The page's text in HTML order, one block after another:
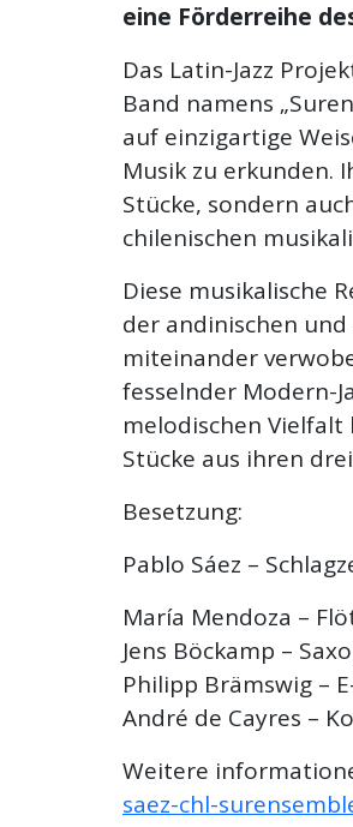
eine Förderreihe
Das Latin-Jazz
Band namens
auf einzigartige
Musik zu erkunden.
Stücke, sondern
chilenischen
Diese musikalische
der andinischen
miteinander
fesselnder Modern-
melodischen
Stücke aus ihren
Besetzung:
Pablo Sáez –
María Mendoza –
Jens Böckamp –
Philipp Brämswig –
André de Cayres –
Weitere
saez-chl-